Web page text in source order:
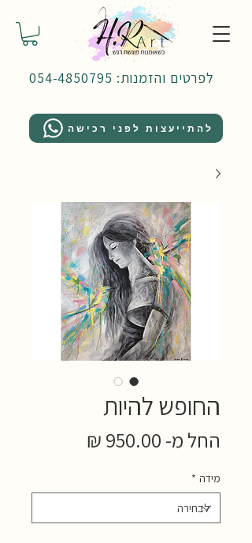
לפרטים והזמנות: 054-4850795
להתייעצות לפני רכישה
החופש להיות
החל מ- 950.00 ₪
מידה *